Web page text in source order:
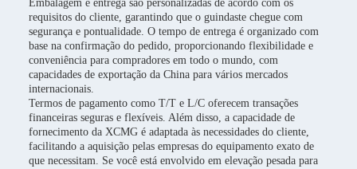
Embalagem e entrega são personalizadas de acordo com os
requisitos do cliente, garantindo que o guindaste chegue com
segurança e pontualidade. O tempo de entrega é organizado com
base na confirmação do pedido, proporcionando flexibilidade e
conveniência para compradores em todo o mundo, com
capacidades de exportação da China para vários mercados
internacionais.
Termos de pagamento como T/T e L/C oferecem transações
financeiras seguras e flexíveis. Além disso, a capacidade de
fornecimento da XCMG é adaptada às necessidades do cliente,
facilitando a aquisição pelas empresas do equipamento exato de
que necessitam. Se você está envolvido em elevação pesada para